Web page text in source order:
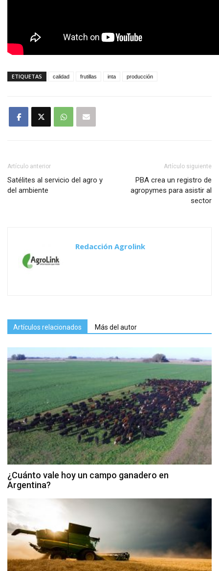
ETIQUETAS calidad frutillas inta producción
Artículo anterior
Satélites al servicio del agro y
del ambiente
Artículo siguiente
PBA crea un registro de
agropymes para asistir al
sector
Redacción Agrolink
Artículos relacionados Más del autor
¿Cuánto vale hoy un campo ganadero en
Argentina?